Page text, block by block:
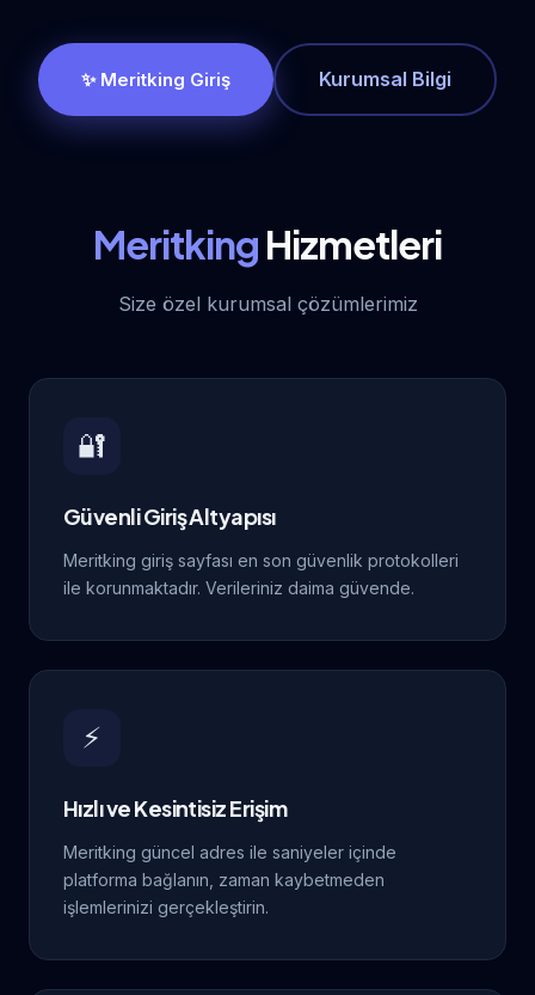
✨ Meritking Giriş Kurumsal Bilgi
Meritking Hizmetleri
Size özel kurumsal çözümlerimiz
🔐
Güvenli Giriş Altyapısı
Meritking giriş sayfası en son güvenlik protokolleri
ile korunmaktadır. Verileriniz daima güvende.
⚡
Hızlı ve Kesintisiz Erişim
Meritking güncel adres ile saniyeler içinde
platforma bağlanın, zaman kaybetmeden
işlemlerinizi gerçekleştirin.